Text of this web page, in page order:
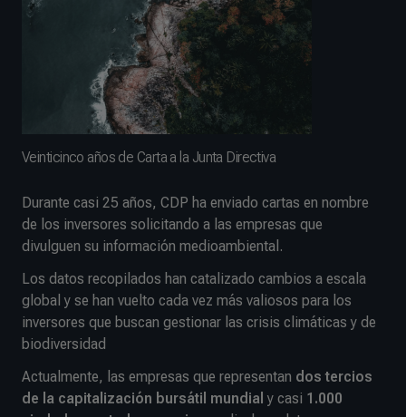
Veinticinco años de Carta a la Junta Directiva
Durante casi 25 años, CDP ha enviado cartas en nombre
de los inversores solicitando a las empresas que
divulguen su información medioambiental.
Los datos recopilados han catalizado cambios a escala
global y se han vuelto cada vez más valiosos para los
inversores que buscan gestionar las crisis climáticas y de
biodiversidad
Actualmente, las empresas que representan dos tercios
de la capitalización bursátil mundial y casi 1.000